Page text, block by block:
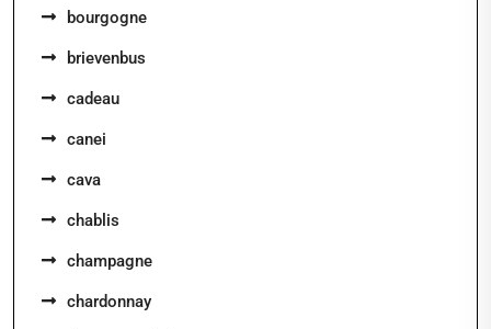
bourgogne
brievenbus
cadeau
canei
cava
chablis
champagne
chardonnay